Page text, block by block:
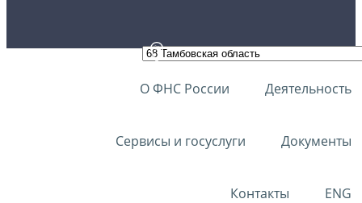
О ФНС России Деятельность
Сервисы и госуслуги Документы
Контакты ENG